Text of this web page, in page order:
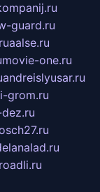
guard.ru
aalse.ru
movie-one.ru
andreislyusar.ru
grom.ru
roadli.ru